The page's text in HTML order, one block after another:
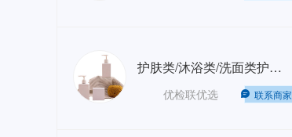
护肤类/沐浴类/洗面类护肤品-微生物、重金属、急皮、眼刺激试验
优检联优选 联系商家